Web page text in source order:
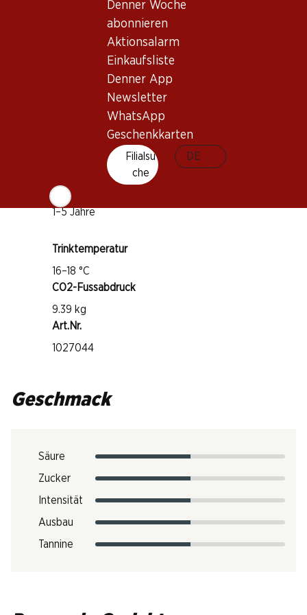
Denner Woche
abonnieren
Aktionsalarm
Einkaufsliste
Denner App
Newsletter
WhatsApp
Geschenkkarten
Filialsu
che
DE
Wissenswertes
Cabernet Sauvignon
Trinkreife
1–5 Jahre
Trinktemperatur
16–18 °C
CO2-Fussabdruck
9.39 kg
Art.Nr.
1027044
Geschmack
Säure
Zucker
Intensität
Ausbau
Tannine